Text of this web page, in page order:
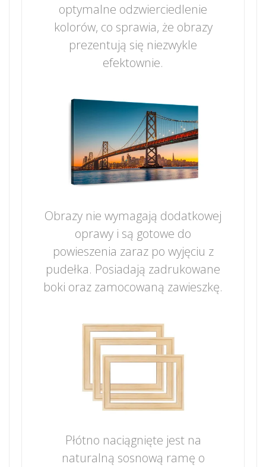
optymalne odzwierciedlenie
kolorów, co sprawia, że obrazy
prezentują się niezwykle
efektownie.
Obrazy nie wymagają dodatkowej
oprawy i są gotowe do
powieszenia zaraz po wyjęciu z
pudełka. Posiadają zadrukowane
boki oraz zamocowaną zawieszkę.
Płótno naciągnięte jest na
naturalną sosnową ramę o